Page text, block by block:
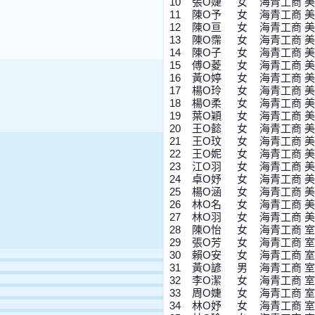
11	陳O
12	陳O
13	陳O
14	陳O
15	傅O
16	黃O
17	楊O玲
18	楊O
19	葉O
20	王O懿
21	王O
22	王O
23	江O
24	卓O
25	楊O
26	林O
27	林O
28	陳O怡
29	張O
30	賴O
31	黃O
32	李O
33	周O
34	林O